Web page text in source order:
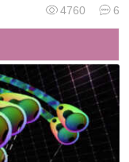
4760
6